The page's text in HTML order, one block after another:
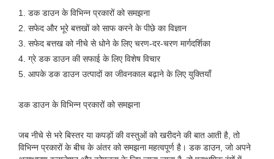
1. डक डाउन के विभिन्न प्रकारों को समझना
2. सफेद और भूरे बत्तखों को साफ करने के पीछे का विज्ञान
3. सफेद बत्तख को नीचे से धोने के लिए चरण-दर-चरण मार्गदर्शिका
4. ग्रे डक डाउन की सफाई के लिए विशेष विचार
5. आपके डक डाउन उत्पादों का जीवनकाल बढ़ाने के लिए युक्तियाँ
डक डाउन के विभिन्न प्रकारों को समझना
जब नीचे से भरे बिस्तर या कपड़ों की वस्तुओं को खरीदने की बात आती है, तो
विभिन्न प्रकारों के बीच के अंतर को समझना महत्वपूर्ण है। डक डाउन, जो अपने